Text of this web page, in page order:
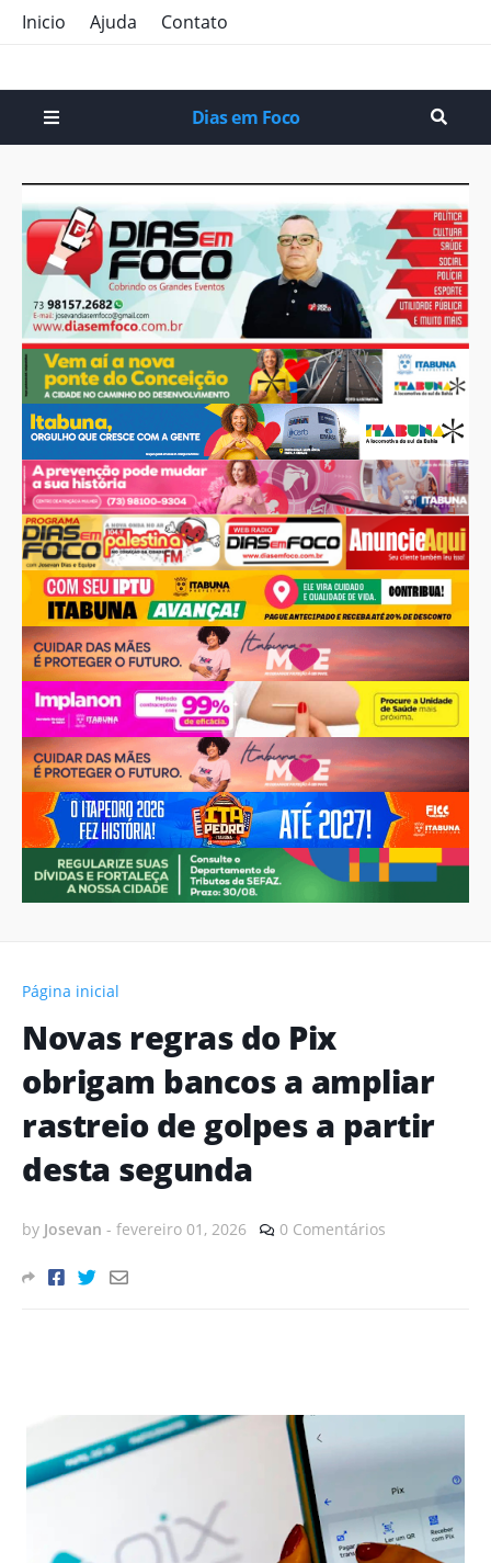
Inicio Ajuda Contato
Dias em Foco
Página inicial
Novas regras do Pix
obrigam bancos a ampliar
rastreio de golpes a partir
desta segunda
by Josevan - fevereiro 01, 2026 0 Comentários